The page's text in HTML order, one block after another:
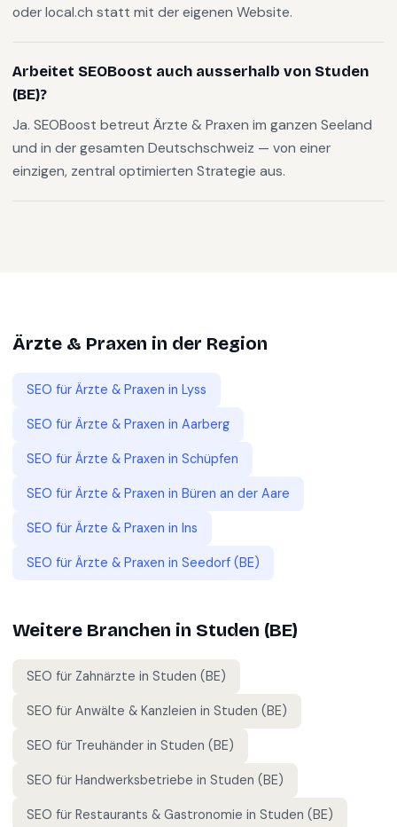
oder local.ch statt mit der eigenen Website.
Arbeitet SEOBoost auch ausserhalb von Studen
(BE)?
Ja. SEOBoost betreut Ärzte & Praxen im ganzen Seeland
und in der gesamten Deutschschweiz — von einer
einzigen, zentral optimierten Strategie aus.
Ärzte & Praxen in der Region
SEO für Ärzte & Praxen in Lyss
SEO für Ärzte & Praxen in Aarberg
SEO für Ärzte & Praxen in Schüpfen
SEO für Ärzte & Praxen in Büren an der Aare
SEO für Ärzte & Praxen in Ins
SEO für Ärzte & Praxen in Seedorf (BE)
Weitere Branchen in Studen (BE)
SEO für Zahnärzte in Studen (BE)
SEO für Anwälte & Kanzleien in Studen (BE)
SEO für Treuhänder in Studen (BE)
SEO für Handwerksbetriebe in Studen (BE)
SEO für Restaurants & Gastronomie in Studen (BE)